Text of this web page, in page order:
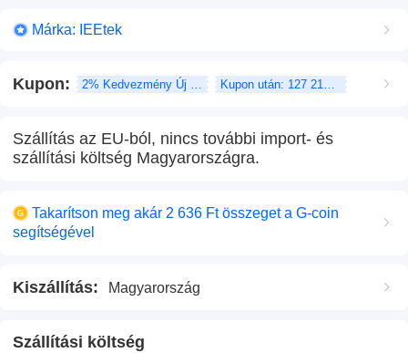
Márka: IEEtek
Kupon:
Szállítás az EU-ból, nincs további import- és
szállítási költség Magyarországra.
Takarítson meg akár 2 636 Ft összeget a G-coin
segítségével
Kiszállítás: Magyarország
Szállítási költség